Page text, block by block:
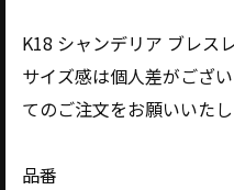
K18 シャンデリア ブレス
サイズ感は個人差がござ
てのご注文をお願いいたし
品番